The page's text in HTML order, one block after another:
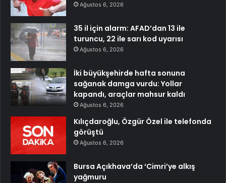
Ağustos 6, 2026
35 il için alarm: AFAD’dan 13 ile
turuncu, 22 ile sarı kod uyarısı
Ağustos 6, 2026
İki büyükşehirde hafta sonuna
sağanak damga vurdu: Yollar
kapandı, araçlar mahsur kaldı
Ağustos 6, 2026
Kılıçdaroğlu, Özgür Özel ile telefonda
görüştü
Ağustos 6, 2026
Bursa Açıkhava’da ‘Cimri’ye alkış
yağmuru